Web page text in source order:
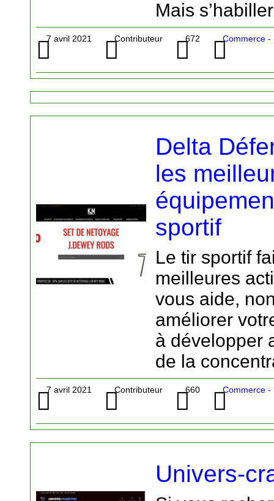
Mais
7 avril 2021 Contributeur 672 Commerce -
Delta
les
sportif
Le tir sportif
meilleures
vous aide,
améliorer
à développer
de la
7 avril 2021 Contributeur 660 Commerce -
Univers-